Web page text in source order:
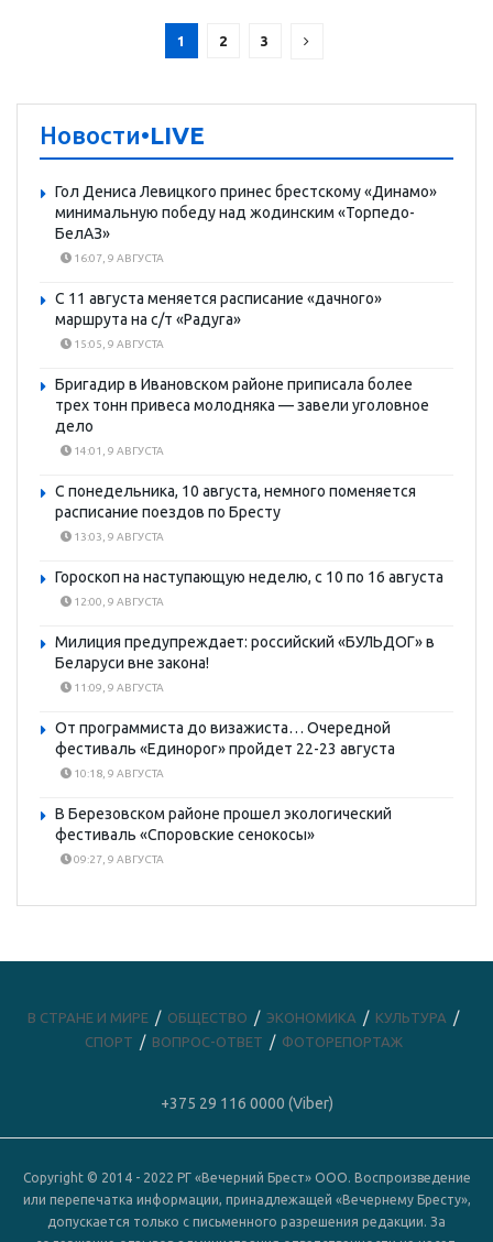
1 2 3
Новости•LIVE
Гол Дениса Левицкого принес брестскому «Динамо»
минимальную победу над жодинским «Торпедо-
БелАЗ»
16:07, 9 АВГУСТА
С 11 августа меняется расписание «дачного»
маршрута на с/т «Радуга»
15:05, 9 АВГУСТА
Бригадир в Ивановском районе приписала более
трех тонн привеса молодняка — завели уголовное
дело
14:01, 9 АВГУСТА
С понедельника, 10 августа, немного поменяется
расписание поездов по Бресту
13:03, 9 АВГУСТА
Гороскоп на наступающую неделю, с 10 по 16 августа
12:00, 9 АВГУСТА
Милиция предупреждает: российский «БУЛЬДОГ» в
Беларуси вне закона!
11:09, 9 АВГУСТА
От программиста до визажиста… Очередной
фестиваль «Единорог» пройдет 22-23 августа
10:18, 9 АВГУСТА
В Березовском районе прошел экологический
фестиваль «Споровские сенокосы»
09:27, 9 АВГУСТА
В СТРАНЕ И МИРЕ ОБЩЕСТВО ЭКОНОМИКА
КУЛЬТУРА
СПОРТ
ВОПРОС-ОТВЕТ ФОТОРЕПОРТАЖ
+375 29 116 0000 (Viber)
Copyright © 2014 - 2022 РГ «Вечерний Брест» ООО. Воспроизведение
или перепечатка информации, принадлежащей «Вечернему Бресту»,
допускается только с письменного разрешения редакции. За